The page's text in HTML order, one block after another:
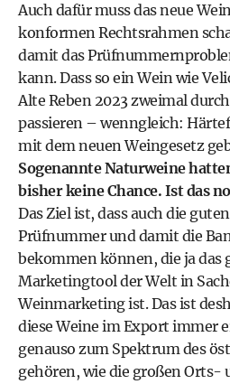
Auch dafür muss das neue
konformen Rechtsrahmen
damit das
kann. Dass so ein Wein wie
Alte Reben 2023 zweimal
passieren – wenngleich:
mit dem neuen Weingesetz
Sogenannte Naturweine
bisher keine Chance. Ist das
Das Ziel ist, dass auch die
Prüfnummer und damit die
bekommen können, die ja das
Marketingtool der Welt in
Weinmarketing ist. Das ist
diese Weine im Export immer
genauso zum Spektrum des
gehören, wie die großen Orts-